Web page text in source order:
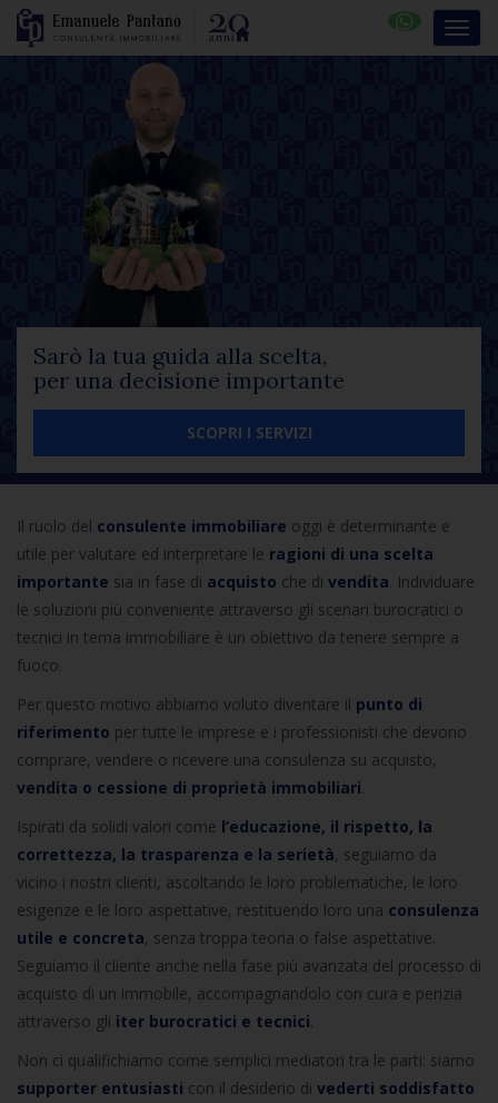
Sarò la tua guida alla scelta,
per una decisione importante
SCOPRI I SERVIZI
Il ruolo del consulente immobiliare oggi è determinante e
utile per valutare ed interpretare le ragioni di una scelta
importante sia in fase di acquisto che di vendita. Individuare
le soluzioni più conveniente attraverso gli scenari burocratici o
tecnici in tema immobiliare è un obiettivo da tenere sempre a
fuoco.
Per questo motivo abbiamo voluto diventare il punto di
riferimento per tutte le imprese e i professionisti che devono
comprare, vendere o ricevere una consulenza su acquisto,
vendita o cessione di proprietà immobiliari.
Ispirati da solidi valori come l’educazione, il rispetto, la
correttezza, la trasparenza e la serietà, seguiamo da
vicino i nostri clienti, ascoltando le loro problematiche, le loro
esigenze e le loro aspettative, restituendo loro una consulenza
utile e concreta, senza troppa teoria o false aspettative.
Seguiamo il cliente anche nella fase più avanzata del processo di
acquisto di un immobile, accompagnandolo con cura e perizia
attraverso gli iter burocratici e tecnici.
Non ci qualifichiamo come semplici mediatori tra le parti: siamo
supporter entusiasti con il desiderio di vederti soddisfatto